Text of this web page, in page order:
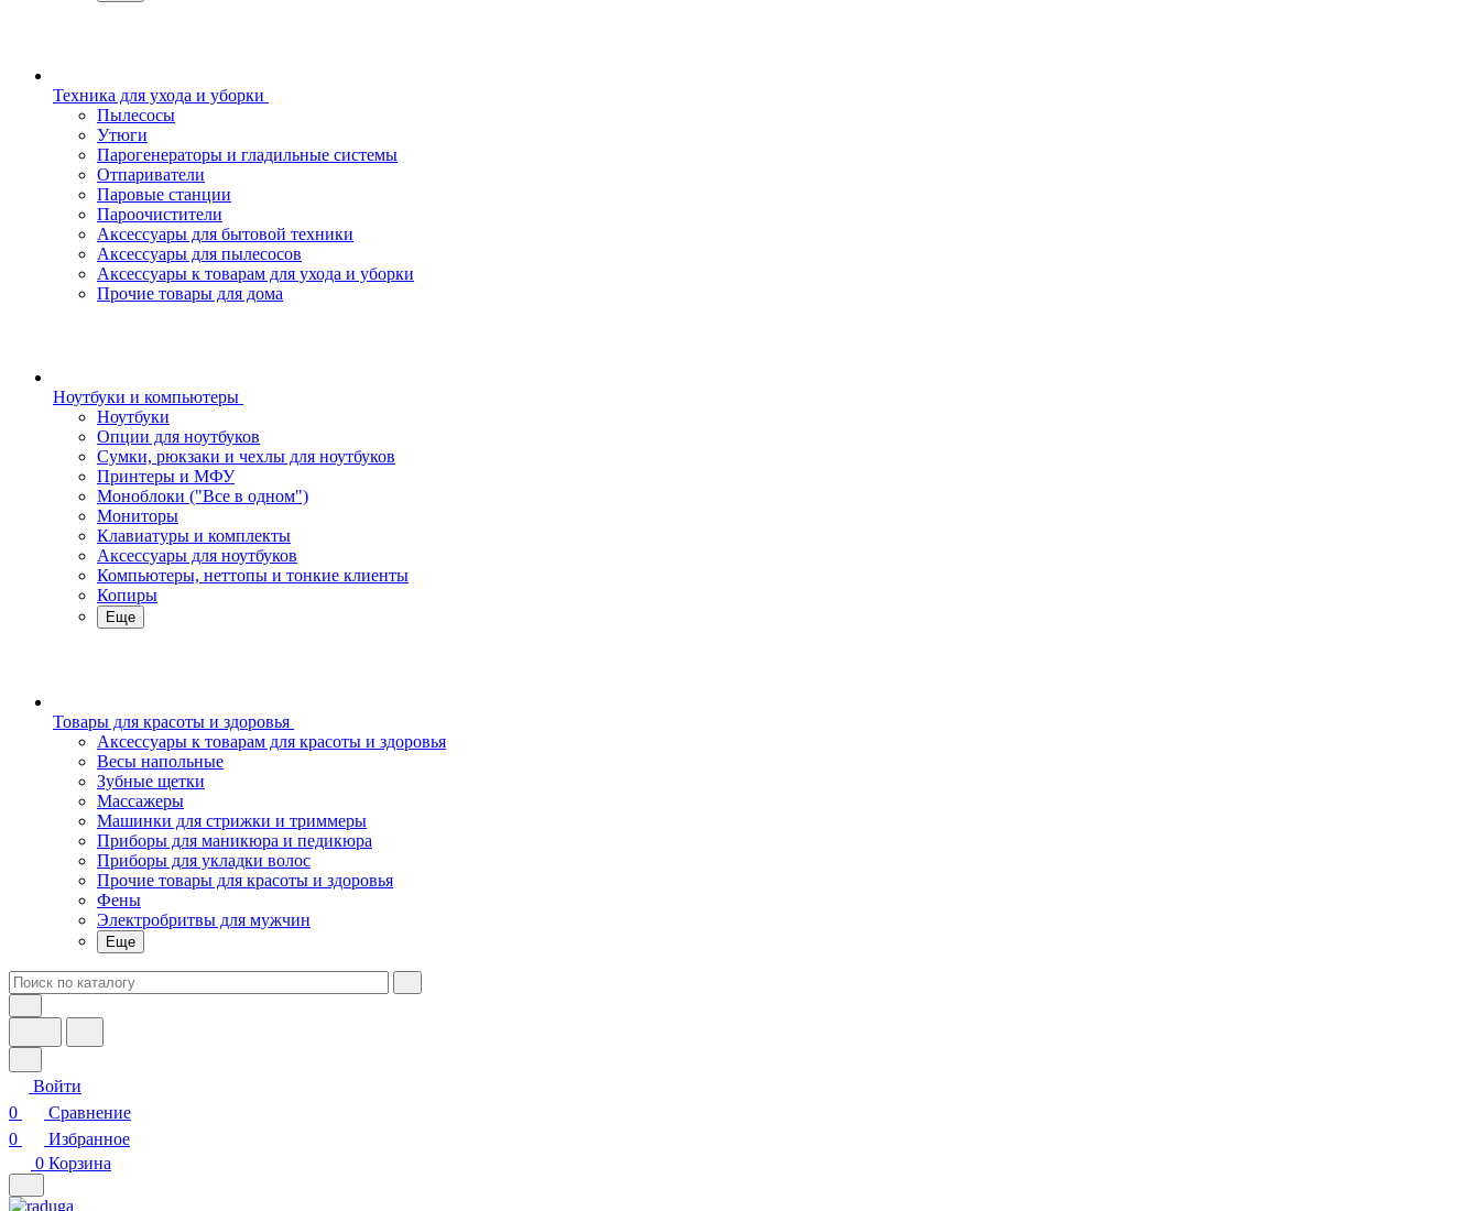
Техника для ухода и уборки
Пылесосы
Утюги
Парогенераторы и гладильные системы
Отпариватели
Паровые станции
Пароочистители
Аксессуары для бытовой техники
Аксессуары для пылесосов
Аксессуары к товарам для ухода и уборки
Прочие товары для дома
Ноутбуки и компьютеры
Ноутбуки
Опции для ноутбуков
Сумки, рюкзаки и чехлы для ноутбуков
Принтеры и МФУ
Моноблоки ("Все в одном")
Мониторы
Клавиатуры и комплекты
Аксессуары для ноутбуков
Компьютеры, неттопы и тонкие клиенты
Копиры
Еще
Товары для красоты и здоровья
Аксессуары к товарам для красоты и здоровья
Весы напольные
Зубные щетки
Массажеры
Машинки для стрижки и триммеры
Приборы для маникюра и педикюра
Приборы для укладки волос
Прочие товары для красоты и здоровья
Фены
Электробритвы для мужчин
Еще
Войти
0
Сравнение
0
Избранное
0 Корзина